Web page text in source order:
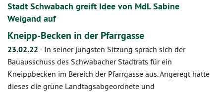
Stadt Schwabach greift Idee von MdL Sabine
Weigand auf
Kneipp-Becken in der Pfarrgasse
23.02.22 - In seiner jüngsten Sitzung sprach sich der
Bauausschuss des Schwabacher Stadtrats für ein
Kneippbecken im Bereich der Pfarrgasse aus. Angeregt hatte
dieses die grüne Landtagsabgeordnete und